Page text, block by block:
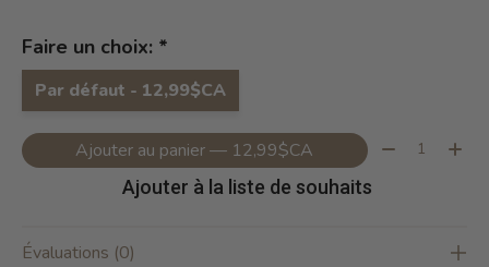
Faire un choix: *
Par défaut - 12,99$CA
Ajouter au panier — 12,99$CA Quantité:
Ajouter à la liste de souhaits
Évaluations (0)